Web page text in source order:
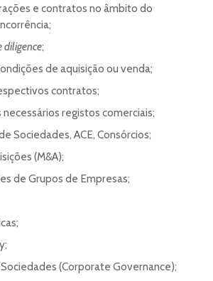
e contratos no âmbito do
diligence;
de aquisição ou venda;
contratos;
registos comerciais;
Sociedades, ACE, Consórcios;
(M&A);
de Grupos de Empresas;
(Corporate Governance);